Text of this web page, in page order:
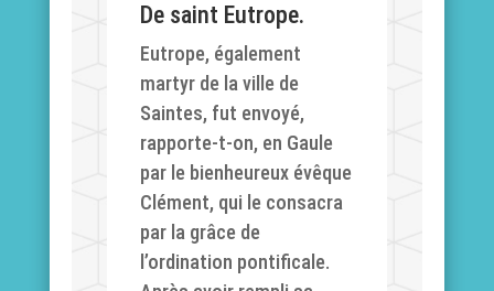
De saint Eutrope.
Eutrope, également
martyr de la ville de
Saintes, fut envoyé,
rapporte-t-on, en Gaule
par le bienheureux évêque
Clément, qui le consacra
par la grâce de
l’ordination pontificale.